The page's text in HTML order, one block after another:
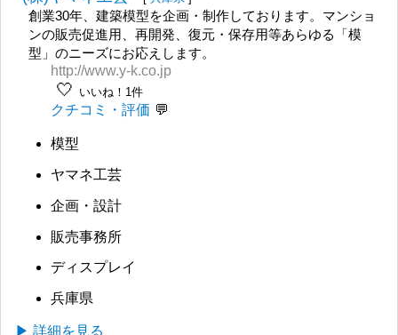
創業30年、建築模型を企画・制作しております。マンショ
ンの販売促進用、再開発、復元・保存用等あらゆる「模
型」のニーズにお応えします。
http://www.y-k.co.jp
🤍 いいね！1件
クチコミ・評価
模型
ヤマネ工芸
企画・設計
販売事務所
ディスプレイ
兵庫県
▶ 詳細を見る